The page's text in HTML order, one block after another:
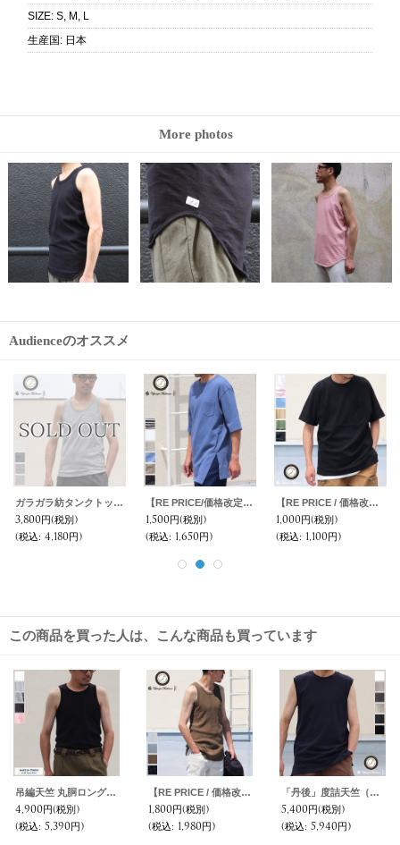
SIZE: S, M, L
生産国 : 日本
More photos
Audienceのオススメ
ガラガラ紡タンクトップ 【MADE IN JAPAN】『日本製』/ Upscape Audience
3,800円(税別)
(税込: 4,180円)
【RE PRICE/価格改定】Basque 10オンス ( バスク天竺 ) ロングビッグTee『日本製』 Upscape Audience
1,500円(税別)
(税込: 1,650円)
【RE PRICE / 価格改定】クラシック天竺ロールアップビックTee『日本製』 Upscape Audience
1,000円(税別)
(税込: 1,100円)
この商品を買った人は、こんな商品も買っています
吊編天竺 丸胴ロングタンクトップ【MADE IN TOKYO】『東京製』/ Upscape Audience
4,900円(税別)
(税込: 5,390円)
【RE PRICE / 価格改定】ランダムワッフル ヘムラウンド ロングタンクトップ【MADE IN JAPAN】『日本製』/ Upscape Audience
1,800円(税別)
(税込: 1,980円)
「丹後」度詰天竺（6オンス）サイドスリット ノースリーブ Tシャツ【MADE IN JAPAN】『日本製』/ Upscape Audience
5,400円(税別)
(税込: 5,940円)